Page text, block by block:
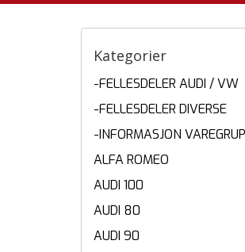
Kategorier
-FELLESDELER AUDI / VW
-FELLESDELER DIVERSE
-INFORMASJON
ALFA ROMEO
AUDI 100
AUDI 80
AUDI 90